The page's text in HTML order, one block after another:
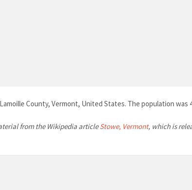
County, Vermont, United States. The population was
from the Wikipedia articleStowe, Vermont, which is